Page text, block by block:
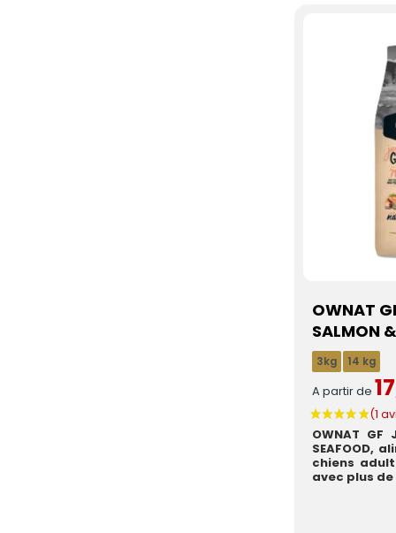
OWNAT
SALMON
3kg 14 kg
A partir de
OWNAT GF
SEAFOOD,
chiens
avec plus de